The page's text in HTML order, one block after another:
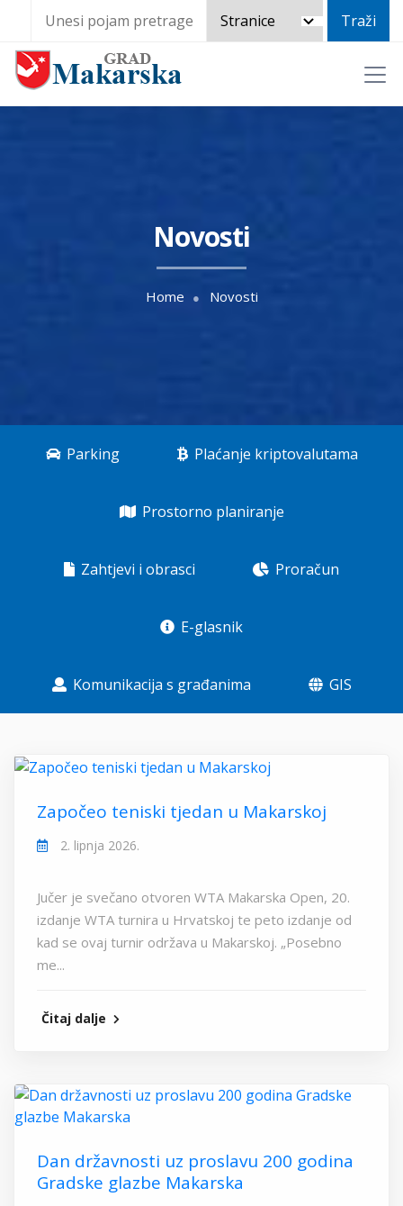
Novosti
Home Novosti
Parking Plaćanje kriptovalutama
Prostorno planiranje
Zahtjevi i obrasci Proračun
E-glasnik
Komunikacija s građanima GIS
Započeo teniski tjedan u Makarskoj
2. lipnja 2026.
Jučer je svečano otvoren WTA Makarska Open, 20.
izdanje WTA turnira u Hrvatskoj te peto izdanje od
kad se ovaj turnir održava u Makarskoj. „Posebno
me...
Čitaj dalje
Dan državnosti uz proslavu 200 godina
Gradske glazbe Makarska